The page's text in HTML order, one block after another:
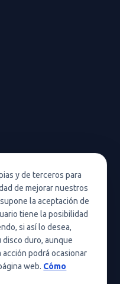
y de terceros para
de mejorar nuestros
la aceptación de
tiene la posibilidad
si así lo desea,
disco duro, aunque
podrá ocasionar
web. Cómo